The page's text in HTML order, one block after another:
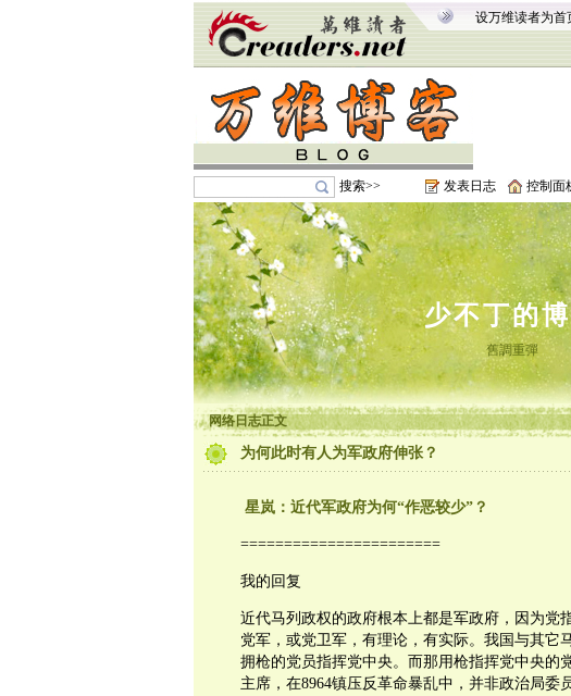
设万维读者为首
搜索>> 发表日志 控制面
少不丁的
舊調重彈
网络日志正文
为何此时有人为军政府伸张？
星岚：近代军政府为何“作恶较少”？
=======================
我的回复
近代马列政权的政府根本上都是军政府，因为党
党军，或党卫军，有理论，有实际。我国与其它
拥枪的党员指挥党中央。而那用枪指挥党中央的
主席，在8964镇压反革命暴乱中，并非政治局